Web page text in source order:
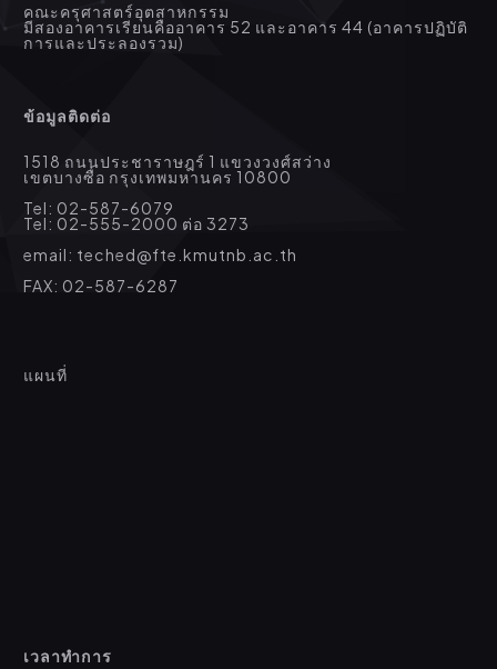
คณะครุศาสตร์อุตสาหกรรม
มีสองอาคารเรียนคืออาคาร 52 และอาคาร 44 (อาคารปฏิบัติ
การและประลองรวม)
ข้อมูลติดต่อ
1518 ถนนประชาราษฎร์ 1 แขวงวงศ์สว่าง
เขตบางซื่อ กรุงเทพมหานคร 10800
Tel: 02-587-6079
Tel: 02-555-2000 ต่อ 3273
email: teched@fte.kmutnb.ac.th
FAX: 02-587-6287
แผนที่
เวลาทำการ